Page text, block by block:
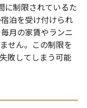
に制限されているた
泊を受け付けられ
月の家賃やランニ
せん。この制限を
敗してしまう可能